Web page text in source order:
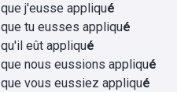
que j'eusse appliqué
que tu eusses appliqué
qu'il eût appliqué
que nous eussions appliqué
que vous eussiez appliqué